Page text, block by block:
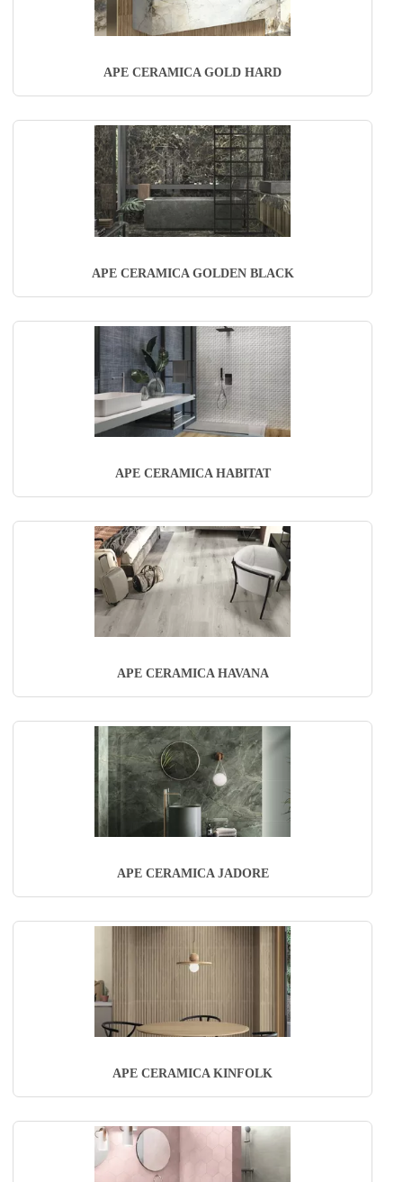
APE CERAMICA GOLD HARD
APE CERAMICA GOLDEN BLACK
APE CERAMICA HABITAT
APE CERAMICA HAVANA
APE CERAMICA JADORE
APE CERAMICA KINFOLK